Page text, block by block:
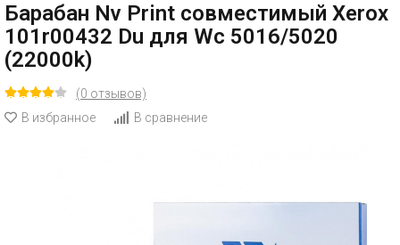
Барабан Nv Print совместимый Xerox
101r00432 Du для Wc 5016/5020
(22000k)
(0 отзывов)
В избранное
В сравнение